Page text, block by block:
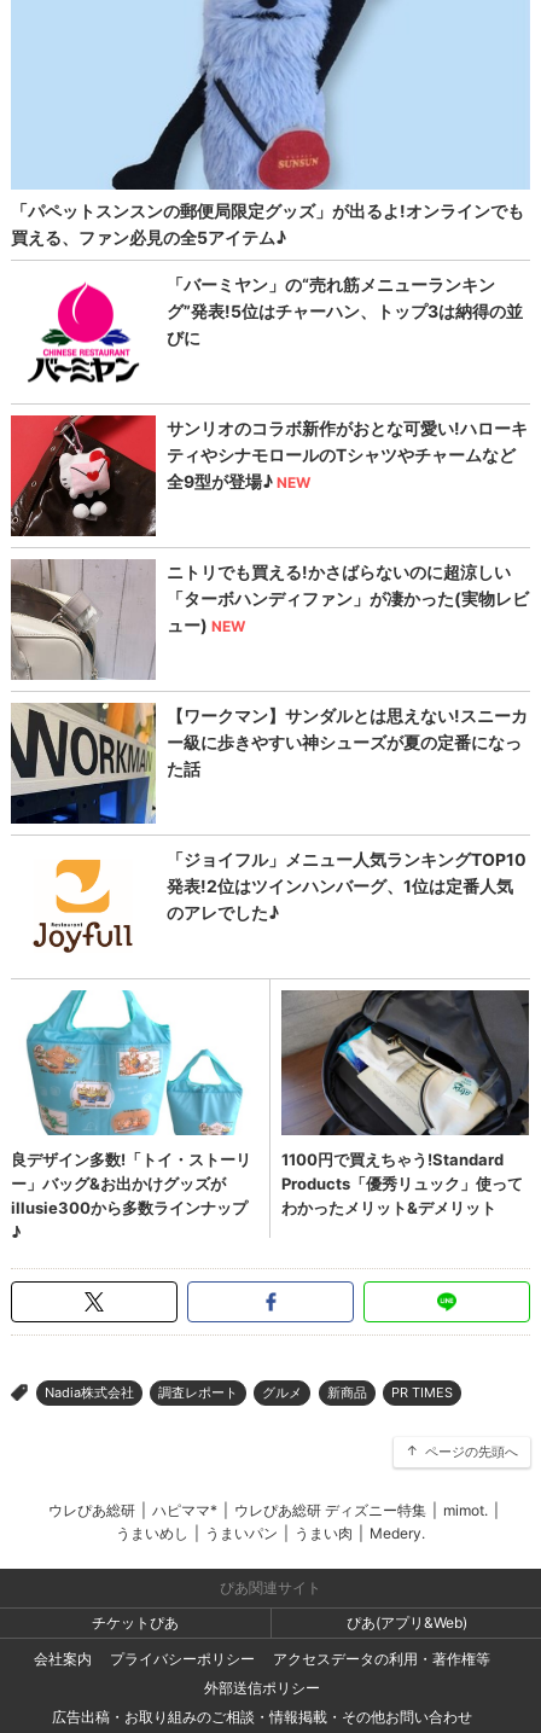
> Nadia株式会社 調査レポート グルメ 新商品 PR TIMES
ページの先頭へ
ウレぴあ総研 ハピママ* ウレぴあ総研 ディズニー特集 mimot.
うまいめし
うまいパン うまい肉 Medery.
ぴあ関連サイト
チケットぴあ
ぴあ(アプリ&Web)
会社案内
プライバシーポリシー
アクセスデータの利用・著作権等
外部送信ポリシー
広告出稿・お取り組みのご相談・情報掲載・その他お問い合わせ